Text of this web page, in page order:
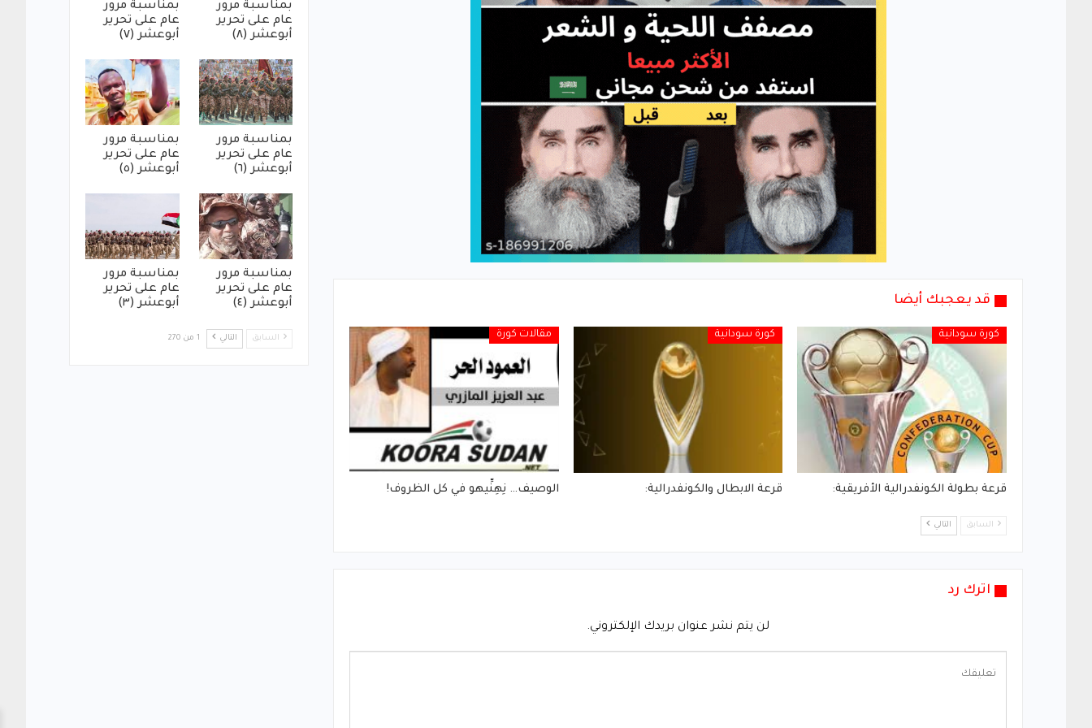
قد يعجبك أيضا
كورة سودانية
قرعة بطولة الكونفدرالية الأفريقية:
كورة سودانية
قرعة الابطال والكونفدرالية:
مقالات كورة
الوصيف… نِهِنِّيهو في كل الظروف!
السابق التالي
اترك رد
لن يتم نشر عنوان بريدك الإلكتروني.
بمناسبة مرور
عام على تحرير
أبوعشر (٨)
بمناسبة مرور
عام على تحرير
أبوعشر (٧)
بمناسبة مرور
عام على تحرير
أبوعشر (٦)
بمناسبة مرور
عام على تحرير
أبوعشر (٥)
بمناسبة مرور
عام على تحرير
أبوعشر (٤)
بمناسبة مرور
عام على تحرير
أبوعشر (٣)
السابق التالي 1 من 270